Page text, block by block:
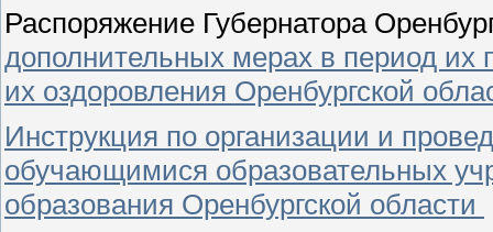
Распоряжение Губернатора
дополнительных мерах в период их
их оздоровления Оренбургской
Инструкция по организации и
обучающимися образовательных
образования Оренбургской области